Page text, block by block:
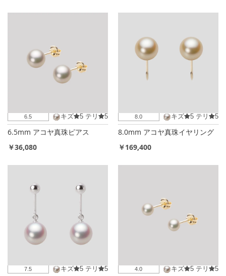
6.5 キズ 5 テリ 5
6.5mm アコヤ真珠ピアス
￥36,080
8.0 キズ 5 テリ 5
8.0mm アコヤ真珠イヤリング
￥169,400
7.5 キズ 5 テリ 5 4.0 キズ 5 テリ 5